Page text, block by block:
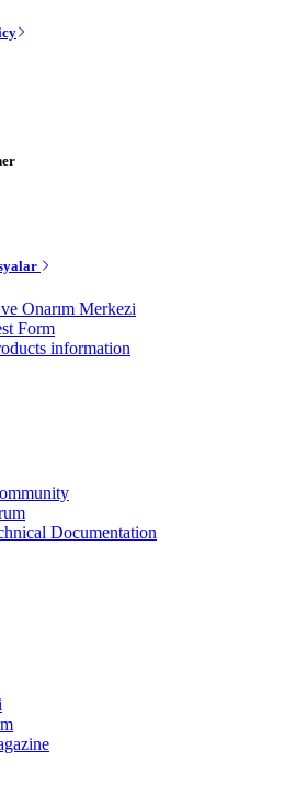
Onarım Merkezi
Form
information
Documentation